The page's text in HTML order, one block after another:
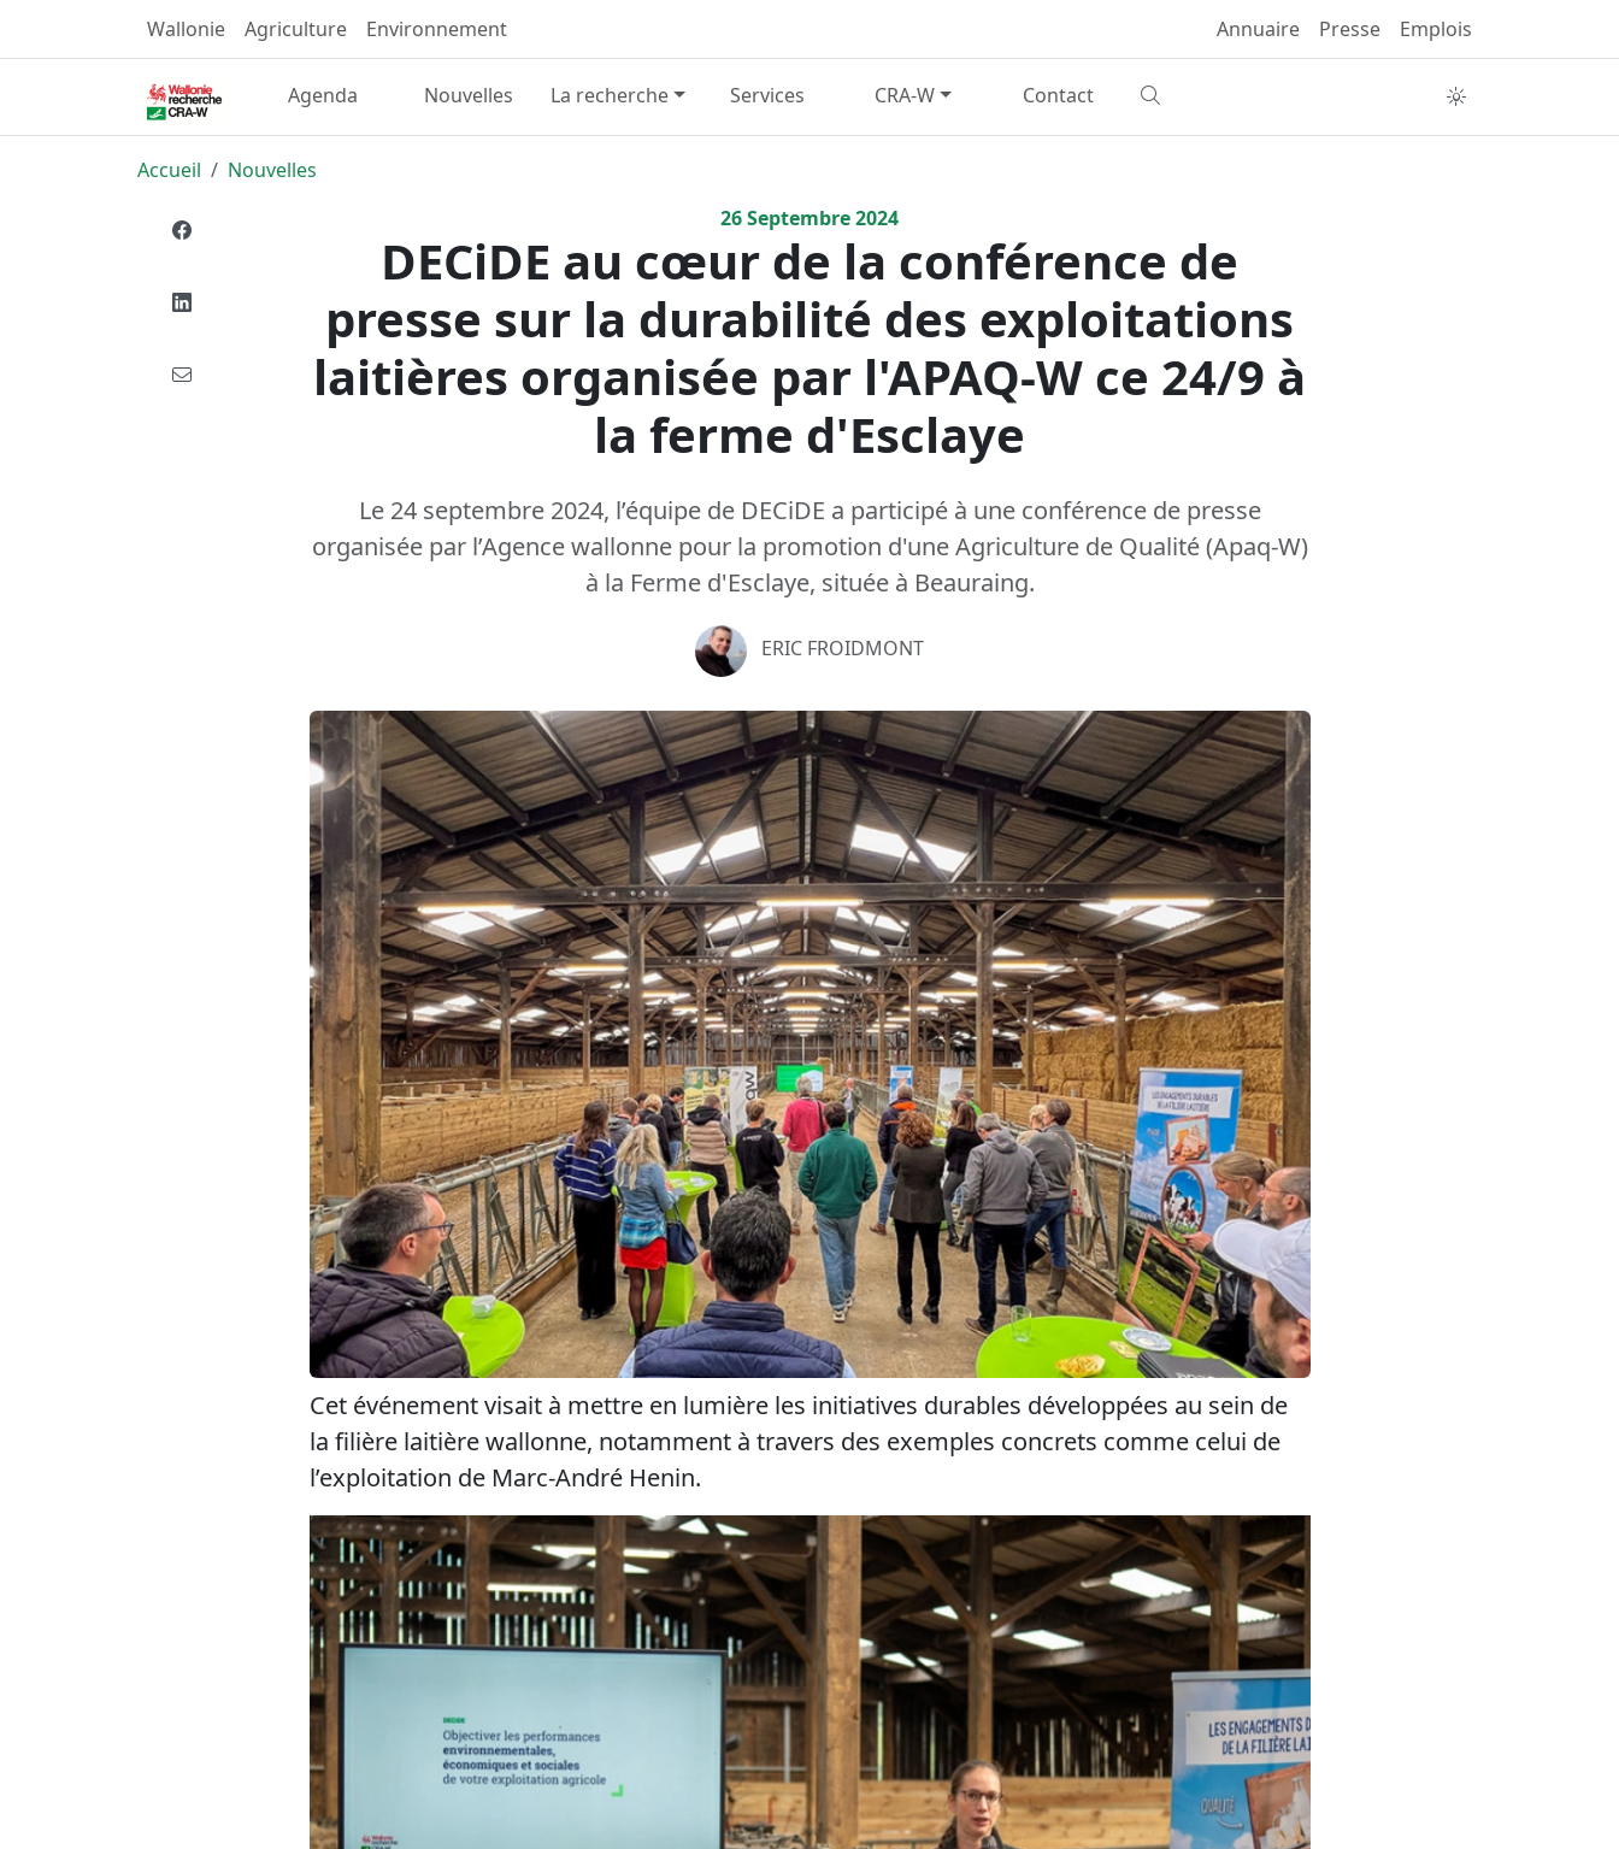
Wallonie Agriculture Environnement Annuaire Presse Emplois
Agenda Nouvelles La recherche Services CRA-W Contact
Accueil
Nouvelles
26Septembre2024
DECiDE au cœur de la conférence de
presse sur la durabilité des exploitations
laitières organisée par l'APAQ-W ce 24/9 à
la ferme d'Esclaye
Le 24 septembre 2024, l’équipe de DECiDE a participé à une conférence de presse
organisée par l’Agence wallonne pour la promotion d'une Agriculture de Qualité (Apaq-W)
à la Ferme d'Esclaye, située à Beauraing.
ERIC FROIDMONT
Cet événement visait à mettre en lumière les initiatives durables développées au sein de
la filière laitière wallonne, notamment à travers des exemples concrets comme celui de
l’exploitation de Marc-André Henin.